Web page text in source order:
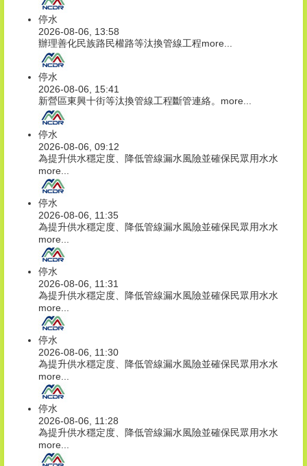
停水
2026-08-06, 13:58
辦理善化民族路民權路等汰換管線工程more...
停水
2026-08-06, 15:41
新營區東興十街等汰換管線工程斷管連絡。 more...
停水
2026-08-06, 09:12
為提升供水穩定度、降低管線漏水風險並確保民眾用水水
more...
停水
2026-08-06, 11:35
為提升供水穩定度、降低管線漏水風險並確保民眾用水水
more...
停水
2026-08-06, 11:31
為提升供水穩定度、降低管線漏水風險並確保民眾用水水
more...
停水
2026-08-06, 11:30
為提升供水穩定度、降低管線漏水風險並確保民眾用水水
more...
停水
2026-08-06, 11:28
為提升供水穩定度、降低管線漏水風險並確保民眾用水水
more...